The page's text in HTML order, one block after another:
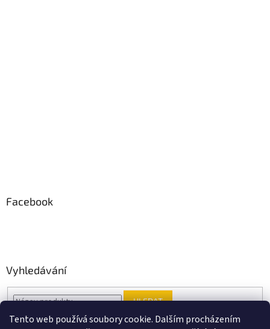
Tento web používá soubory cookie. Dalším procházením
Facebook
Vyhledávání
HLEDAT